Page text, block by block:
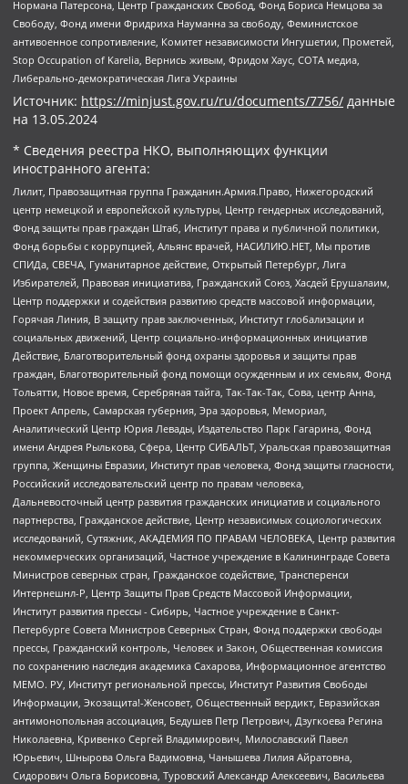
Нормана Патерсона, Центр Гражданских Свобод, Фонд Бориса Немцова за
Свободу, Фонд имени Фридриха Науманна за свободу, Феминистское
антивоенное сопротивление, Комитет независимости Ингушетии, Прометей,
Stop Occupation of Karelia, Вернись живым, Фридом Хаус, СОТА медиа,
Либерально-демократическая Лига Украины
Источник: https://minjust.gov.ru/ru/documents/7756/ данные
на 13.05.2024
* Сведения реестра НКО, выполняющих функции
иностранного агента:
Лилит, Правозащитная группа Гражданин.Армия.Право, Нижегородский
центр немецкой и европейской культуры, Центр гендерных исследований,
Фонд защиты прав граждан Штаб, Институт права и публичной политики,
Фонд борьбы с коррупцией, Альянс врачей, НАСИЛИЮ.НЕТ, Мы против
СПИДа, СВЕЧА, Гуманитарное действие, Открытый Петербург, Лига
Избирателей, Правовая инициатива, Гражданский Союз, Хасдей Ерушалаим,
Центр поддержки и содействия развитию средств массовой информации,
Горячая Линия, В защиту прав заключенных, Институт глобализации и
социальных движений, Центр социально-информационных инициатив
Действие, Благотворительный фонд охраны здоровья и защиты прав
граждан, Благотворительный фонд помощи осужденным и их семьям, Фонд
Тольятти, Новое время, Серебряная тайга, Так-Так-Так, Сова, центр Анна,
Проект Апрель, Самарская губерния, Эра здоровья, Мемориал,
Аналитический Центр Юрия Левады, Издательство Парк Гагарина, Фонд
имени Андрея Рылькова, Сфера, Центр СИБАЛЬТ, Уральская правозащитная
группа, Женщины Евразии, Институт прав человека, Фонд защиты гласности,
Российский исследовательский центр по правам человека,
Дальневосточный центр развития гражданских инициатив и социального
партнерства, Гражданское действие, Центр независимых социологических
исследований, Сутяжник, АКАДЕМИЯ ПО ПРАВАМ ЧЕЛОВЕКА, Центр развития
некоммерческих организаций, Частное учреждение в Калининграде Совета
Министров северных стран, Гражданское содействие, Трансперенси
Интернешнл-Р, Центр Защиты Прав Средств Массовой Информации,
Институт развития прессы - Сибирь, Частное учреждение в Санкт-
Петербурге Совета Министров Северных Стран, Фонд поддержки свободы
прессы, Гражданский контроль, Человек и Закон, Общественная комиссия
по сохранению наследия академика Сахарова, Информационное агентство
МЕМО. РУ, Институт региональной прессы, Институт Развития Свободы
Информации, Экозащита!-Женсовет, Общественный вердикт, Евразийская
антимонопольная ассоциация, Бедушев Петр Петрович, Дзугкоева Регина
Николаевна, Кривенко Сергей Владимирович, Милославский Павел
Юрьевич, Шнырова Ольга Вадимовна, Чанышева Лилия Айратовна,
Сидорович Ольга Борисовна, Туровский Александр Алексеевич, Васильева